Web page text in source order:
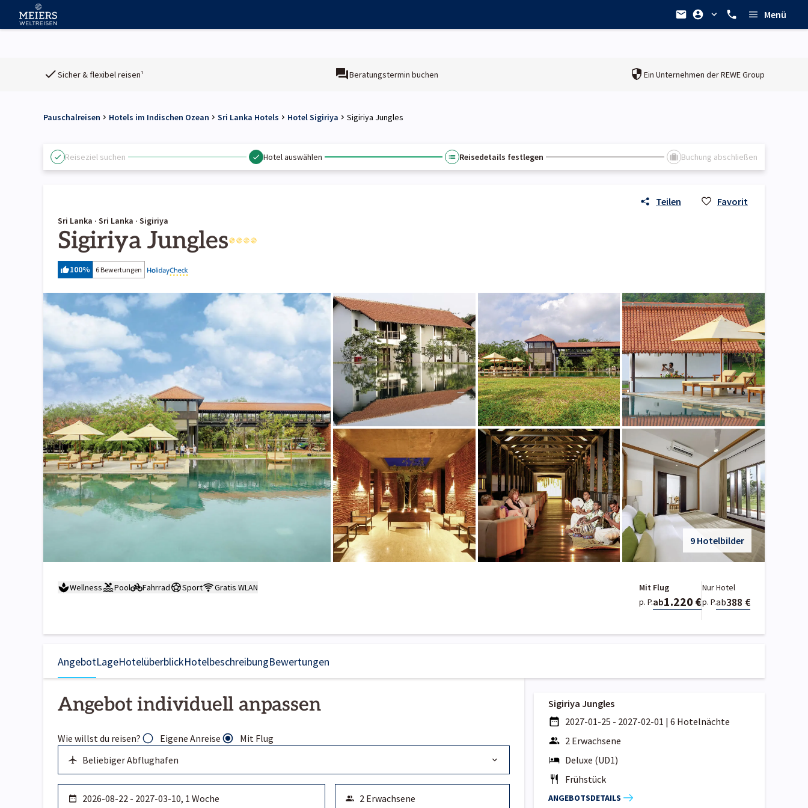
Menü
Sicher & flexibel reisen¹ Beratungstermin buchen Ein Unternehmen derREWE Group
Pauschalreisen Hotels im Indischen Ozean Sri Lanka Hotels Hotel Sigiriya Sigiriya Jungles
Reiseziel suchen Hotel auswählen Reisedetails festlegen Buchung abschließen
Teilen Favorit
Sri Lanka · Sri Lanka · Sigiriya
Sigiriya Jungles
100% 6 Bewertungen
9 Hotelbilder
Wellness Pool Fahrrad Sport Gratis WLAN
Mit Flug
p. P.ab1.220 €
Nur Hotel
p. P.ab388 €
AngebotLageHotelüberblickHotelbeschreibungBewertungen
Angebot individuell anpassen
Wie willst du reisen? Eigene Anreise Mit Flug
Sigiriya Jungles
2027-01-25 - 2027-02-01 | 6 Hotelnächte
2 Erwachsene
Deluxe (UD1)
Frühstück
ANGEBOTSDETAILS